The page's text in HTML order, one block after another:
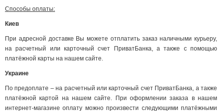
Способы оплаты:
Киев
При адресной доставке Вы можете отплатить заказ наличными курьеру,
на расчетный или карточный счет ПриватБанка, а также с помощью
платёжной карты на нашем сайте.
Украине
По предоплате – на расчетный или карточный счет ПриватБанка, а также
платёжной картой на нашем сайте. При оформлении заказа в нашем
интернет-магазине оплату можно произвести следующими платёжными